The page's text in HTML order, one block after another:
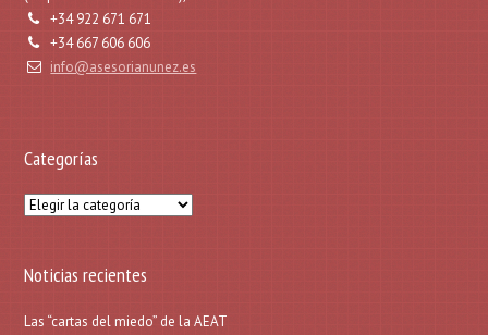
+34 922 671 671
+34 667 606 606
info@asesorianunez.es
Categorías
Categorías
Noticias recientes
Las “cartas del miedo” de la AEAT